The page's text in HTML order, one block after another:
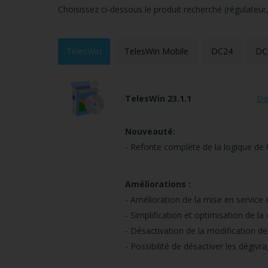
Choisissez ci-dessous le produit recherché
TelesWin TelesWin Mobile DC24
TelesWin 23.1.1
Nouveauté:
- Refonte complète de la logique de
Améliorations :
- Amélioration de la mise en service
- Simplification et optimisation de la
- Désactivation de la modification
- Possibilité de désactiver les